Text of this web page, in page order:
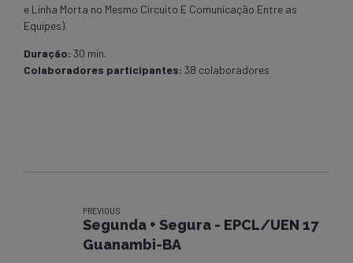
e Linha Morta no Mesmo Circuito E Comunicação Entre as
Equipes).
Duração: 30 min.
Colaboradores participantes: 38 colaboradores
PREVIOUS
Segunda + Segura - EPCL/UEN 17
Guanambi-BA